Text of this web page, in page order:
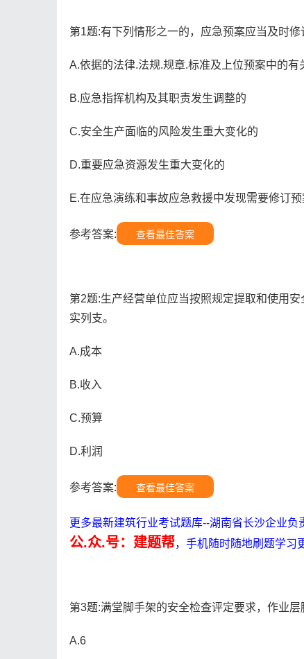
第1题:有下列情形之一的，应急预案应当及时修
A.依据的法律.法规.规章.标准及上位预案中的有
B.应急指挥机构及其职责发生调整的
C.安全生产面临的风险发生重大变化的
D.重要应急资源发生重大变化的
E.在应急演练和事故应急救援中发现需要修订
参考答案: 查看最佳答案
第2题:生产经营单位应当按照规定提取和使用
实列支。
A.成本
B.收入
C.预算
D.利润
参考答案: 查看最佳答案
更多最新建筑行业考试题库--湖南省长沙企业
公.众.号：建题帮，手机随时随地刷题学习
第3题:满堂脚手架的安全检查评定要求，作业
A.6